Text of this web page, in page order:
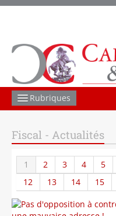
Rubriques
JURIDIQUE
Fiscal - Actualités
1 2 3 4 5
12
13 14 15